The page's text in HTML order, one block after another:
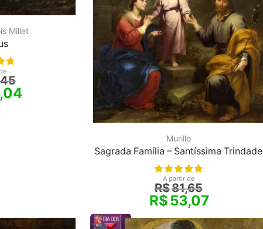
Millet
Murillo
Sagrada Família – Santíssima Trindade
A partir de
R$81,65
R$53,07